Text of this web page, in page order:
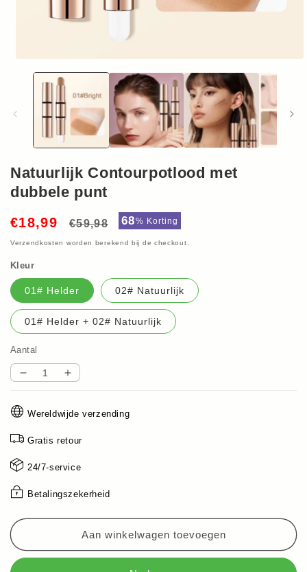
openen
modaal
Natuurlijk Contourpotlood met
dubbele punt
€18,99
Normale
€59,98 Aanbiedingsprijs
68% Korting
Verzendkosten worden berekend bij de checkout.
Kleur
01# Helder 02# Natuurlijk
01# Helder + 02# Natuurlijk
Aantal
Aantal
voor
Natuurlijk
Contourpotlood
dubbele
Aantal
voor
Natuurlijk
Contourpotlood
dubbele
Wereldwijde verzending
Gratis retour
24/7-service
Betalingszekerheid
Aan winkelwagen toevoegen